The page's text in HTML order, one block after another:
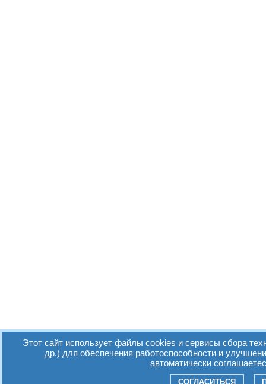
Этот сайт использует файлы cookies и сервисы сбора
др.) для обеспечения работоспособности и
автоматически
СОГЛАСИТЬСЯ